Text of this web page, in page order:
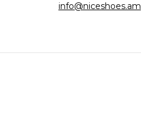
info@niceshoes.am